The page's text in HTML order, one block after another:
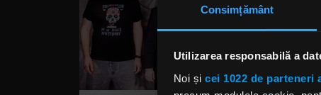
Consimțământ
Utilizarea responsabilă a
Noi și cei 1022 de parteneri